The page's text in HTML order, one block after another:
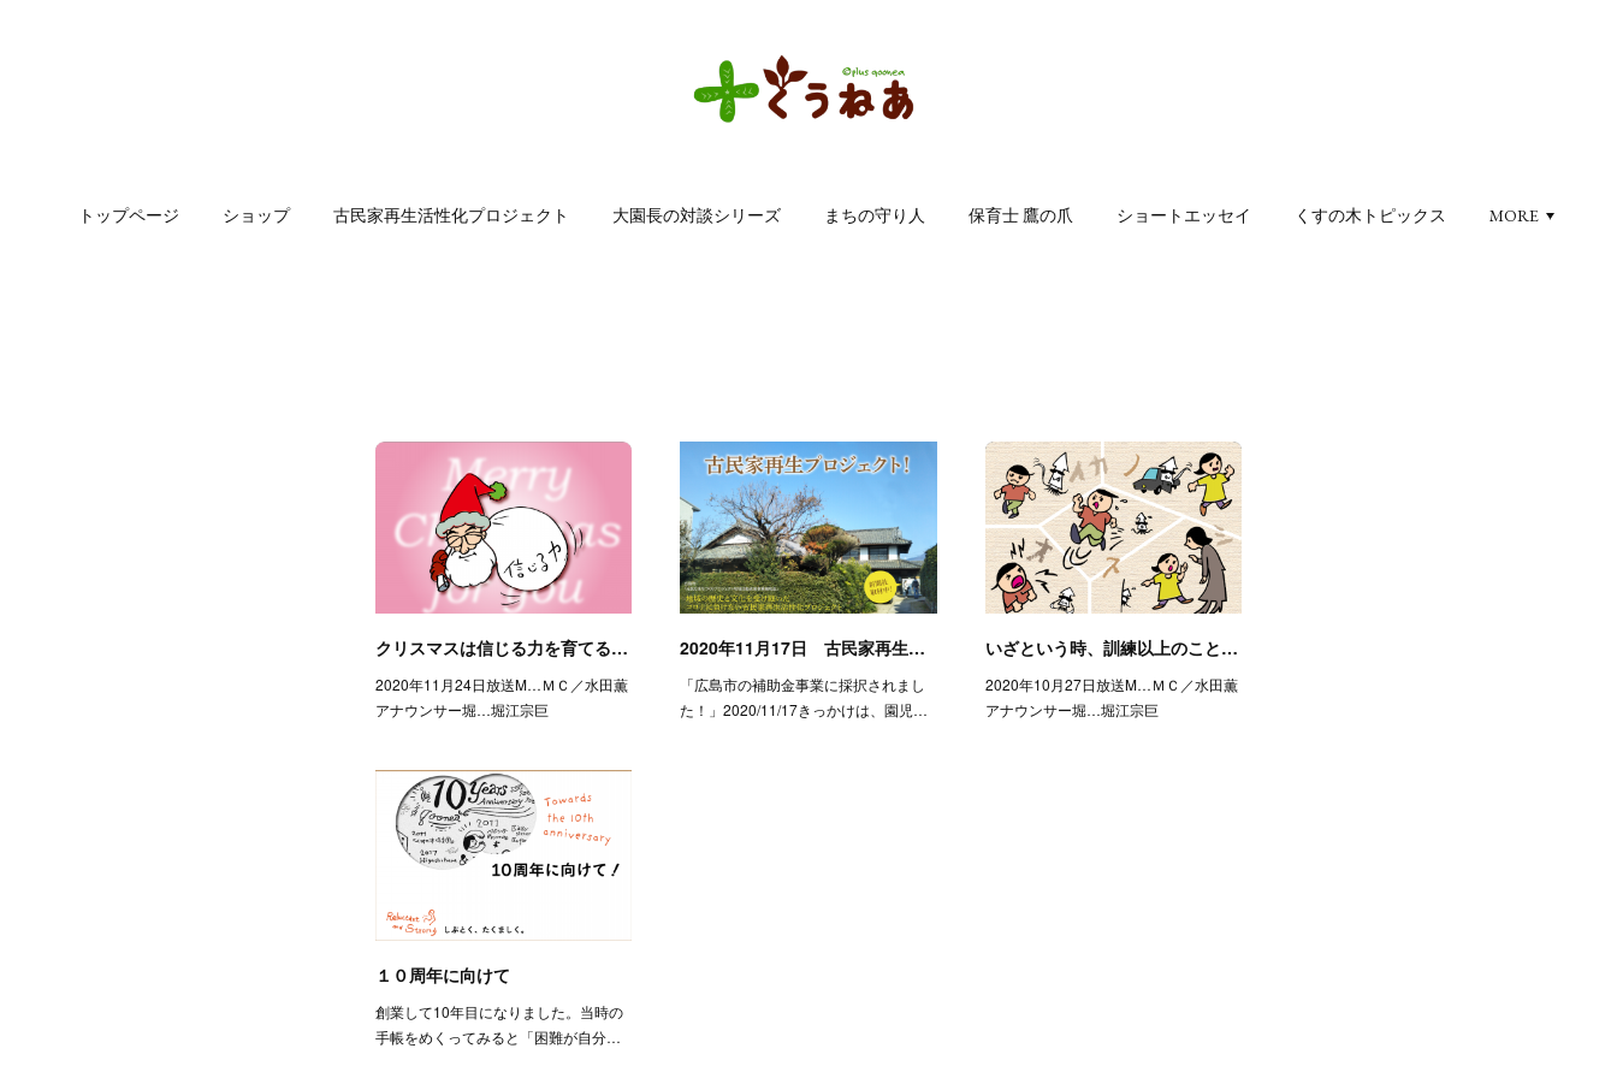
トップページ ショップ 古民家再生活性化プロジェクト 大園長の対談シリーズ まちの守り人 保育士 鷹の爪 ショートエッセイ くすの木トピックス MORE
クリスマスは信じる力を育てる…
2020年11月24日放送M…ＭＣ／水田薫
アナウンサー堀…堀江宗巨
2020年11月17日 古民家再生…
「広島市の補助金事業に採択されまし
た！」2020/11/17きっかけは、園児…
いざという時、訓練以上のこと…
2020年10月27日放送M…ＭＣ／水田薫
アナウンサー堀…堀江宗巨
１０周年に向けて
創業して10年目になりました。当時の
手帳をめくってみると「困難が自分…